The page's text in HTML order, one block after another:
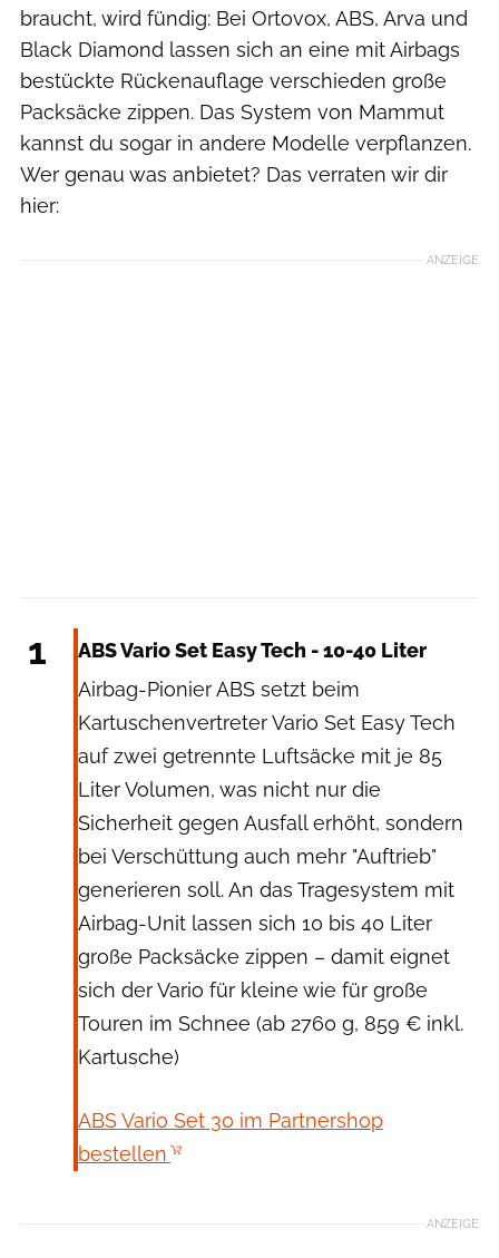
braucht, wird fündig: Bei Ortovox, ABS, Arva und
Black Diamond lassen sich an eine mit Airbags
bestückte Rückenauflage verschieden große
Packsäcke zippen. Das System von Mammut
kannst du sogar in andere Modelle verpflanzen.
Wer genau was anbietet? Das verraten wir dir
hier:
ANZEIGE
1
ABS Vario Set Easy Tech - 10-40 Liter
Airbag-Pionier ABS setzt beim
Kartuschenvertreter Vario Set Easy Tech
auf zwei getrennte Luftsäcke mit je 85
Liter Volumen, was nicht nur die
Sicherheit gegen Ausfall erhöht, sondern
bei Verschüttung auch mehr "Auftrieb"
generieren soll. An das Tragesystem mit
Airbag-Unit lassen sich 10 bis 40 Liter
große Packsäcke zippen – damit eignet
sich der Vario für kleine wie für große
Touren im Schnee (ab 2760 g, 859 € inkl.
Kartusche)
ABS Vario Set 30 im Partnershop
bestellen
ANZEIGE